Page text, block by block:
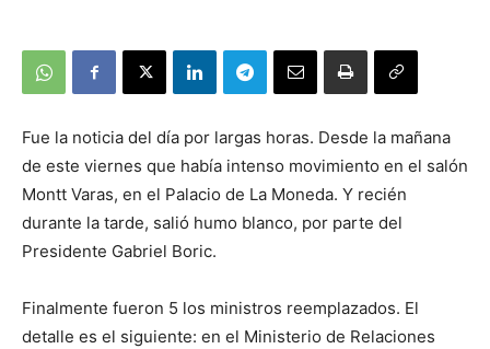
Fue la noticia del día por largas horas. Desde la mañana
de este viernes que había intenso movimiento en el salón
Montt Varas, en el Palacio de La Moneda. Y recién
durante la tarde, salió humo blanco, por parte del
Presidente Gabriel Boric.
Finalmente fueron 5 los ministros reemplazados. El
detalle es el siguiente: en el Ministerio de Relaciones